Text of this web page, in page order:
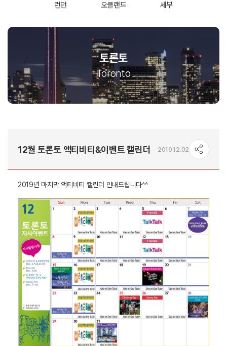
런던
오클랜드 세부
토론토
Toronto
12월 토론토 액티비티&이벤트 캘린더 2019.12.02
2019년 마지막 액티비티 캘린더 안내드립니다^^